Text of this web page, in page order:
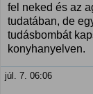
fel neked és az
tudatában, de
tudásbombát
konyhanyelven.
júl. 7. 06:06